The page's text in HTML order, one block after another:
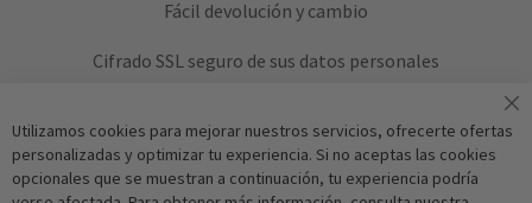
Fácil devolución y cambio
Cifrado SSL seguro de sus datos personales
Utilizamos cookies para mejorar nuestros servicios, ofrecerte ofertas
personalizadas y optimizar tu experiencia. Si no aceptas las cookies
opcionales que se muestran a continuación, tu experiencia podría